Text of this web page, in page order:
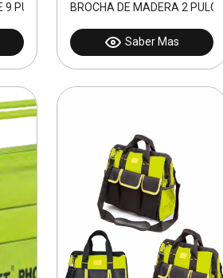
9 PULGADAS PARA PINTAR
BROCHA DE MADERA 2
Saber Mas